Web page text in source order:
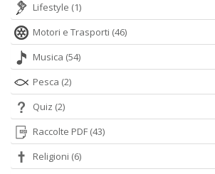
Lifestyle (1)
Motori e Trasporti (46)
Musica (54)
Pesca (2)
Quiz (2)
Raccolte PDF (43)
Religioni (6)